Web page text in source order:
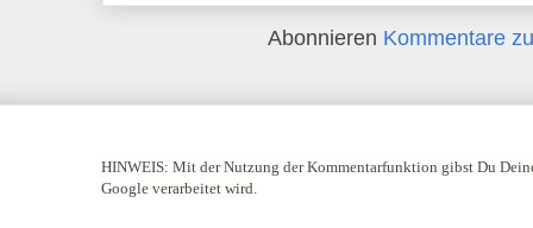
Abonnieren Kommentare
HINWEIS: Mit der Nutzung der Kommentarfunktion gibst Du
Google verarbeitet wird.